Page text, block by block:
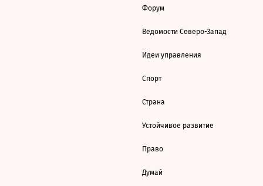
Форум
Ведомости Северо-Запад
Идеи управления
Спорт
Страна
Устойчивое развитие
Право
Думай